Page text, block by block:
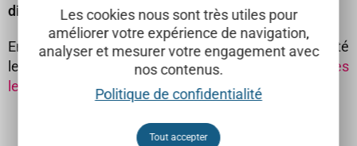
Les cookies nous sont très utiles pour
améliorer votre expérience de navigation,
analyser et mesurer votre engagement avec
nos contenus.
Politique de confidentialité
Tout accepter
dimanche de chaque mois.
En Brabant wallon,9 muséesvous offrent la gratuité
le 1er dimanche de chaque mois. Retrouvez
toutes
les entrées gratuites
Pour s'éclater